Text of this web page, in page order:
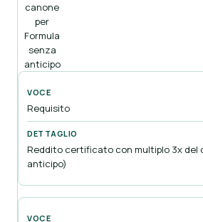
canone
per
Formula
senza
anticipo
Requisito
Reddito certificato con multiplo 3x del
anticipo)